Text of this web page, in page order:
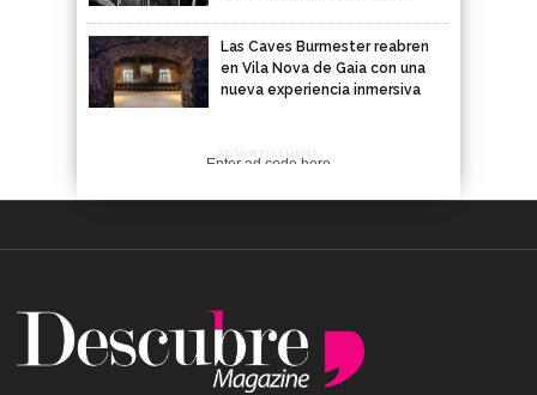
Las Caves Burmester reabren
en Vila Nova de Gaia con una
nueva experiencia inmersiva
ADVERTISEMENT
Enter ad code here